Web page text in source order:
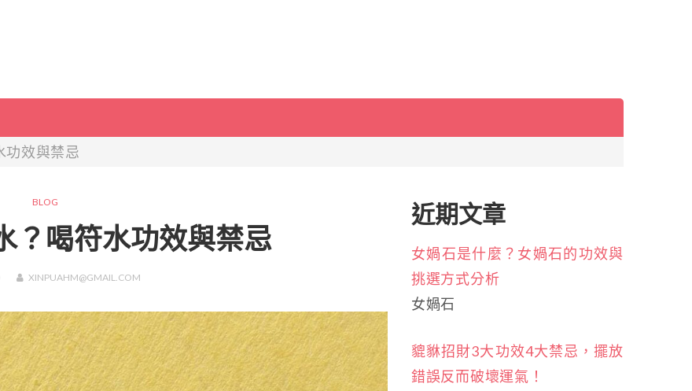
功效與禁忌
BLOG
？喝符水功效與禁忌
XINPUAHM@GMAIL.COM
近期文章
女媧石是什麼？女媧石的功效與
挑選方式分析
女媧石
貔貅招財3大功效4大禁忌，擺放
錯誤反而破壞運氣！